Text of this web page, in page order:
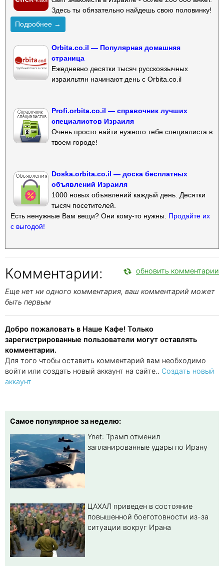
Здесь ты обязательно найдешь свою половинку!
Подробнее →
Orbita.co.il — Популярная домашняя
страница
Ежедневно десятки тысяч русскоязычных
израильтян начинают день с Orbita.co.il
Profi.orbita.co.il — справочник лучших
специалистов Израиля
Очень просто найти нужного тебе специалиста в
твоем городе!
Doska.orbita.co.il — доска бесплатных
объявлений Израиля
1000 новых объявлений каждый день. Десятки
тысяч посетителей.
Есть ненужные Вам вещи? Они кому-то нужны. Продайте их
с выгодой!
Комментарии: обновить комментарии
Еще нет ни одного комментария, ваш комментарий может
быть первым
Добро пожаловать в Наше Кафе! Только
зарегистрированные пользователи могут оставлять
комментарии.
Для того чтобы оставить комментарий вам необходимо
войти или создать новый аккаунт на сайте.. Создать новый
аккаунт
Самое популярное за неделю:
Ynet: Трамп отменил
запланированные удары по Ирану
ЦАХАЛ приведен в состояние
повышенной боеготовности из-за
ситуации вокруг Ирана